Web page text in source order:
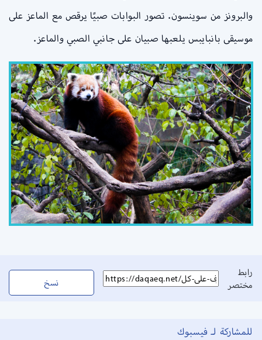
والبرونز من سوينسون. تصور البوابات صبيًا يرقص مع الماعز على
موسيقى بانبايبس يلعبها صبيان على جانبي الصبي والماعز.
رابط
مختصر
نسخ
للمشاركة لـ فيسبوك